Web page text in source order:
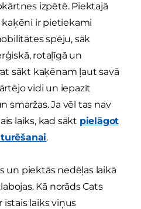
izpētē. Piektajā
kaķēni ir pietiekami
spēju, sāk
rotaļīgā un
sākt kaķēnam ļaut savā
vidi un iepazīt
smaržas. Ja vēl tas nav
laiks, kad sākt pielāgot
.
un piektās nedēļas laikā
Kā norāds Cats
īstais laiks viņus